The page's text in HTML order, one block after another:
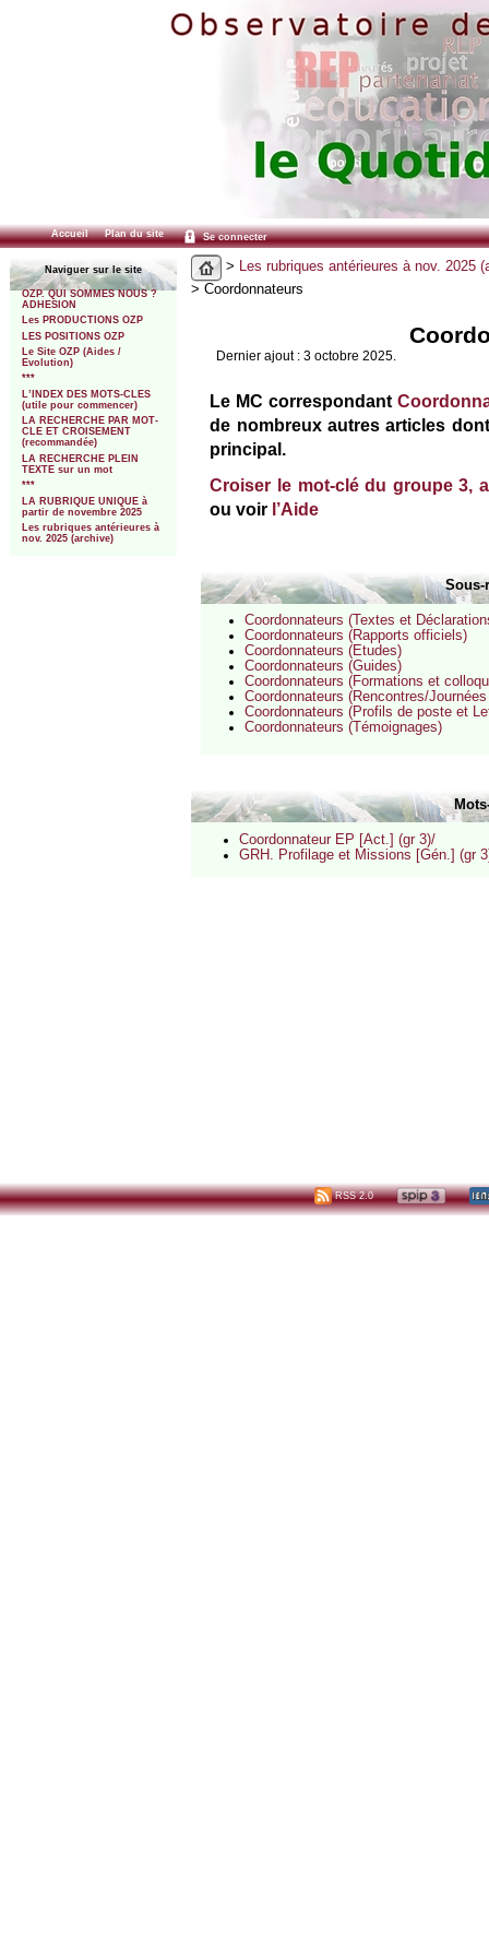
Accueil Plan du site Se connecter
Naviguer sur le site
OZP. QUI SOMMES NOUS ?
ADHESION
Les PRODUCTIONS OZP
LES POSITIONS OZP
Le Site OZP (Aides /
Evolution)
***
L’INDEX DES MOTS-CLES
(utile pour commencer)
LA RECHERCHE PAR MOT-
CLE ET CROISEMENT
(recommandée)
LA RECHERCHE PLEIN
TEXTE sur un mot
***
LA RUBRIQUE UNIQUE à
partir de novembre 2025
Les rubriques antérieures à
nov. 2025 (archive)
> Les rubriques antérieures à nov. 2025
> Coordonnateurs
Dernier ajout : 3 octobre 2025.
Le MC correspondant
de nombreux autres articles
principal.
Croiser le mot-clé du groupe 3,
ou voir l’Aide
Sous-
Coordonnateurs (Textes et
Coordonnateurs (Rapports officiels)
Coordonnateurs (Etudes)
Coordonnateurs (Guides)
Coordonnateurs (Formations et
Coordonnateurs (Rencontres/
Coordonnateurs (Profils de poste et
Coordonnateurs (Témoignages)
Coordonnateur EP [Act.] (gr 3)/
GRH. Profilage et Missions [Gén.] (gr
RSS 2.0